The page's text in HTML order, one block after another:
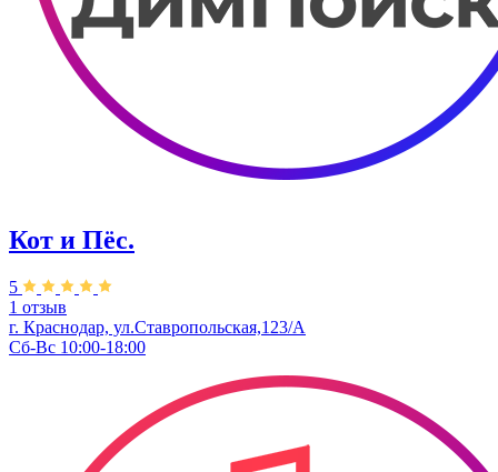
Кот и Пёс.
5
1 отзыв
г. Краснодар, ул.Ставропольская,123/А
Сб-Вс 10:00-18:00